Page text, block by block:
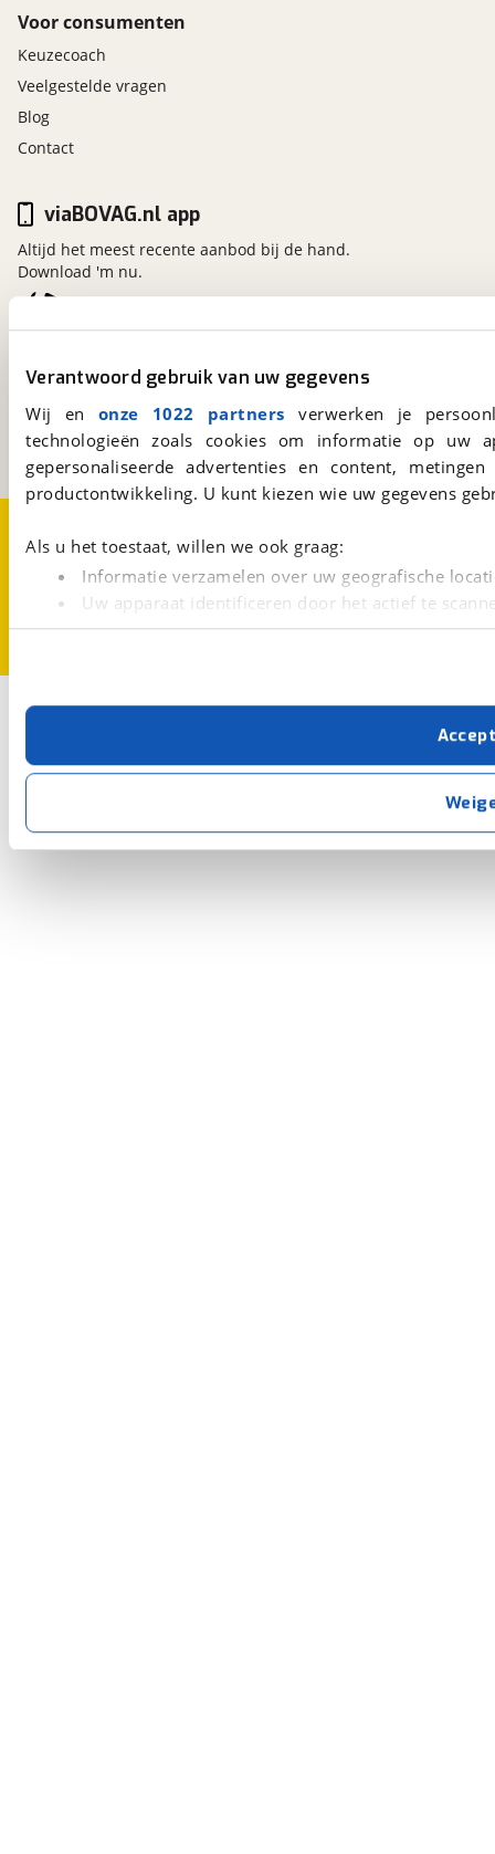
Verantwoord gebruik van uw gegevens
Wij en onze 1022 partners verwerken je
technologieën zoals cookies om informatie op
gepersonaliseerde advertenties en content,
productontwikkeling. U kunt kiezen wie uw gegevens
Als u het toestaat, willen we ook graag:
Informatie verzamelen over uw geografische
Uw apparaat identificeren door het actief te
Lees meer over hoe uw persoonlijke gegevens worden
Met cookies en vergelijkbare technieken zorgen we
cookies zorgen ervoor dat de website goed werkt.
verbeteren. We tonen je graag relevante advertenties
buiten onze website volgt – uiteraard op
privacyverklaring
. Als je weigert, plaatsen we alleen
kun je later altijd aanpassen via devoorkeurenpagina.
Voor consumenten
Keuzecoach
Veelgestelde vragen
Blog
Contact
Kosterijland15
Bunnik
Een initiatief van
BOVAG
viaBOVAG.nl app
Altijd het meest recente aanbod bij de hand.
Download 'm nu.
CookievoorkeurenVacatures